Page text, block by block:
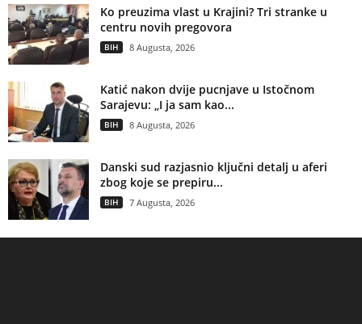
Ko preuzima vlast u Krajini? Tri stranke u
centru novih pregovora
BIH 8 Augusta, 2026
Katić nakon dvije pucnjave u Istočnom
Sarajevu: „I ja sam kao...
BIH 8 Augusta, 2026
Danski sud razjasnio ključni detalj u aferi
zbog koje se prepiru...
BIH 7 Augusta, 2026